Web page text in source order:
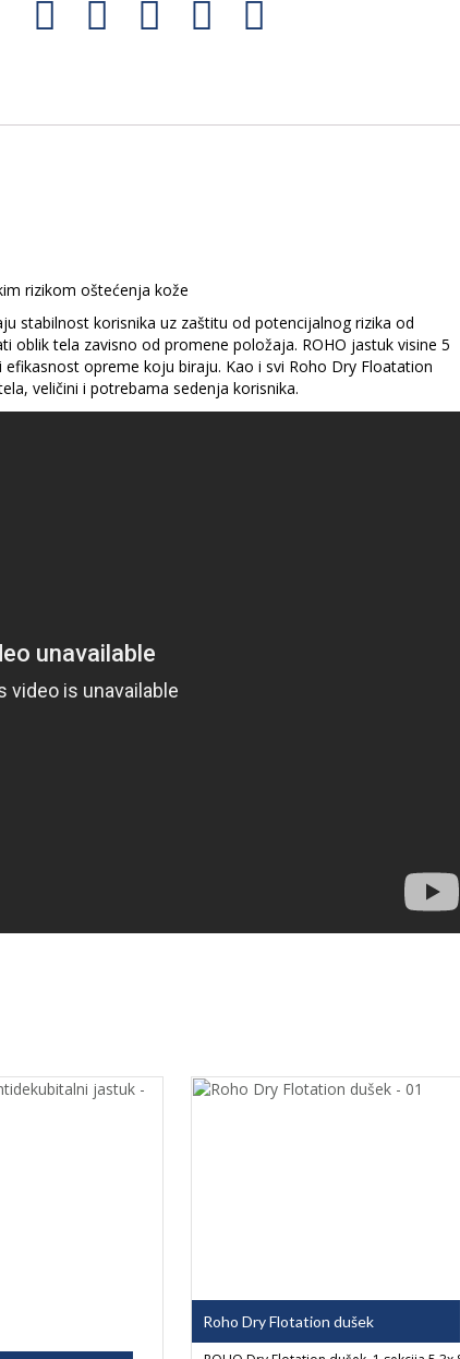
rizikom oštećenja kože
stabilnost korisnika uz zaštitu od potencijalnog rizika od
oblik tela zavisno od promene položaja. ROHO jastuk visine 5
opreme koju biraju. Kao i svi Roho Dry Floatation
veličini i potrebama sedenja korisnika.
Roho Dry Flotation dušek